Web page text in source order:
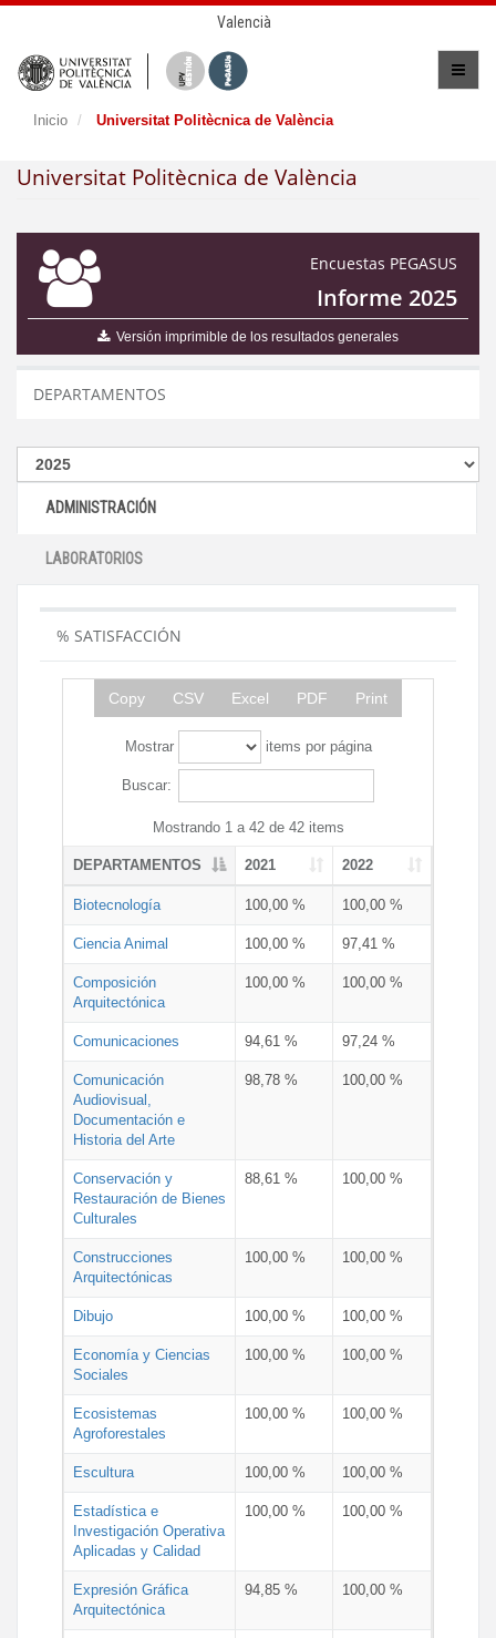
Valencià
Inicio Universitat Politècnica de València
Universitat Politècnica de València
Encuestas PEGASUS
Informe 2025
Versión imprimible de los resultados generales
DEPARTAMENTOS
ADMINISTRACIÓN
LABORATORIOS
% SATISFACCIÓN
Copy CSV Excel PDF Print
Mostrar items por página
Buscar:
Mostrando 1 a 42 de 42 items
DEPARTAMENTOS 2021 2022
Biotecnología 100,00 % 100,00 %
Ciencia Animal 100,00 % 97,41 %
Composición
Arquitectónica
100,00 % 100,00 %
Comunicaciones 94,61 % 97,24 %
Comunicación
Audiovisual,
Documentación e
Historia del Arte
98,78 % 100,00 %
Conservación y
Restauración de Bienes
Culturales
88,61 % 100,00 %
Construcciones
Arquitectónicas
100,00 % 100,00 %
Dibujo 100,00 % 100,00 %
Economía y Ciencias
Sociales
100,00 % 100,00 %
Ecosistemas
Agroforestales
100,00 % 100,00 %
Escultura 100,00 % 100,00 %
Estadística e
Investigación Operativa
Aplicadas y Calidad
100,00 % 100,00 %
Expresión Gráfica
Arquitectónica
94,85 % 100,00 %